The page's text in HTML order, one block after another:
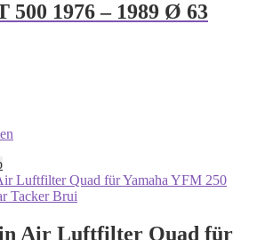
500 1976 – 1989 Ø 63
Air Luftfilter Quad für